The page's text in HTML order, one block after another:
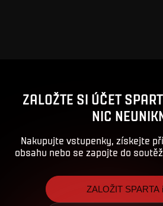
ZALOŽTE SI ÚČET
NIC
Nakupujte vstupenky, získejte
obsahu nebo se zapojte do
ZALOŽIT SPARTA